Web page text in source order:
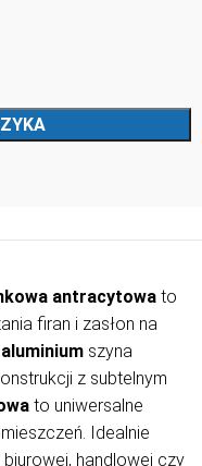
antracytowa to
firan i zasłon na
aluminium szyna
z subtelnym
to uniwersalne
Idealnie
handlowej czy